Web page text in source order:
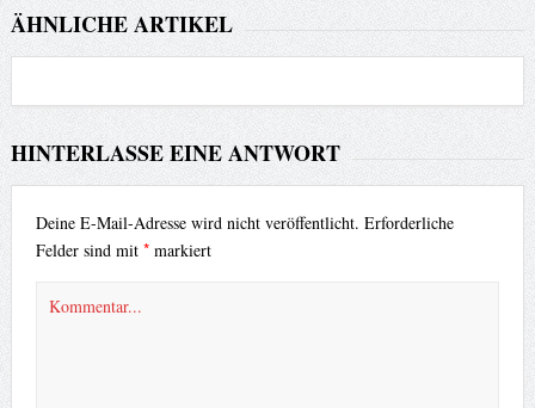
ÄHNLICHE ARTIKEL
HINTERLASSE EINE ANTWORT
Deine E-Mail-Adresse wird nicht veröffentlicht. Erforderliche
Felder sind mit *markiert